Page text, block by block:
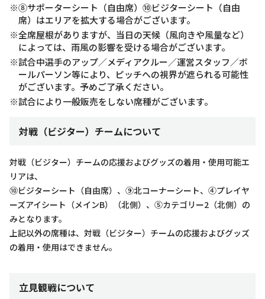
※⑧サポーターシート（自由席）⑩ビジターシート（自由
席）はエリアを拡大する場合がございます。
※全席屋根がありますが、当日の天候（風向きや風量など）
によっては、雨風の影響を受ける場合がございます。
※試合中選手のアップ／メディアクルー／運営スタッフ／ボ
ールパーソン等により、ピッチへの視界が遮られる可能性
がございます。予めご了承ください。
※試合により一般販売をしない席種がございます。
対戦（ビジター）チームについて
対戦（ビジター）チームの応援およびグッズの着用・使用可能エ
リアは、
⑩ビジターシート（自由席）、⑨北コーナーシート、④プレイヤ
ーズアイシート（メインB）（北側）、⑤カテゴリー2（北側）の
みとなります。
上記以外の席種は、対戦（ビジター）チームの応援およびグッズ
の着用・使用はできません。
立見観戦について